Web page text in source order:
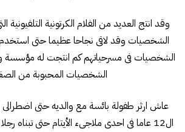
وقد انتج العديد من الفلام الكرتونية
الشخصيات وقد لاقى نجاحا عظيما حتى
الشخصيات فى مسرحياتهم كم انتجت له مؤسسة
الشخصيات المحبوبة من
عاش ارثر طفولة بائسة مع والديه حتى
ال12 عاما فى احدى ملاجىء الأيتام حتى تبناه